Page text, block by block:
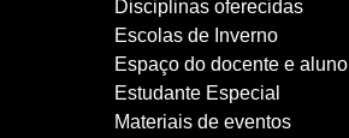
Disciplinas oferecidas
Escolas de Inverno
Espaço do docente e aluno
Estudante Especial
Materiais de eventos